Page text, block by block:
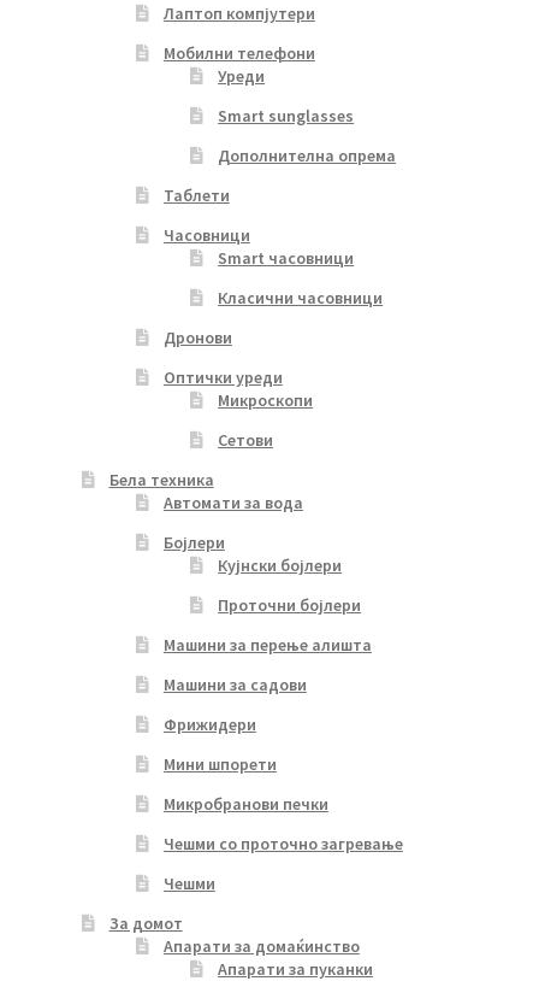
Лаптоп компјутери
Мобилни телефони
Уреди
Smart sunglasses
Дополнителна опрема
Таблети
Часовници
Smart часовници
Класични часовници
Дронови
Оптички уреди
Микроскопи
Сетови
Бела техника
Автомати за вода
Бојлери
Кујнски бојлери
Проточни бојлери
Машини за перење алишта
Машини за садови
Фрижидери
Мини шпорети
Микробранови печки
Чешми со проточно загревање
Чешми
За домот
Апарати за домаќинство
Апарати за пуканки